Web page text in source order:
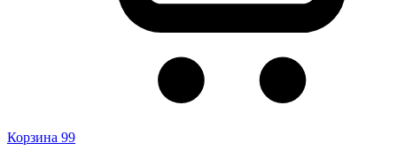
Корзина 99